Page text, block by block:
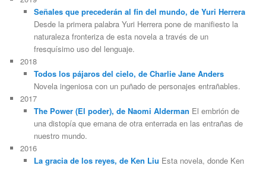
Señales que precederán al fin del mundo, de Yuri Herrera
Desde la primera palabra Yuri Herrera pone de manifiesto la
naturaleza fronteriza de esta novela a través de un
fresquísimo uso del lenguaje.
2018
Todos los pájaros del cielo, de Charlie Jane Anders
Novela ingeniosa con un puñado de personajes entrañables.
2017
The Power (El poder), de Naomi Alderman El embrión de
una distopía que emana de otra enterrada en las entrañas de
nuestro mundo.
2016
La gracia de los reyes, de Ken Liu Esta novela, donde Ken